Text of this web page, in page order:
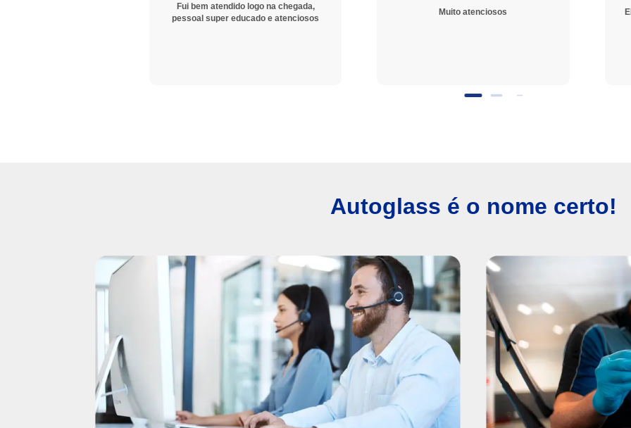
Fui bem atendido logo na chegada,
pessoal super educado e atenciosos
Muito atenciosos
Autoglass é o nome certo!